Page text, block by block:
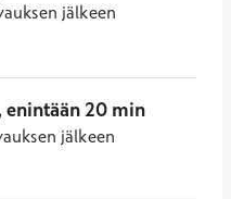
jälkeen
20 min
jälkeen